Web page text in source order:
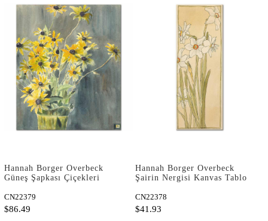
Hannah Borger Overbeck
Güneş Şapkası Çiçekleri
CN22379
$86.49
Hannah Borger Overbeck
Şairin Nergisi Kanvas Tablo
CN22378
$41.93